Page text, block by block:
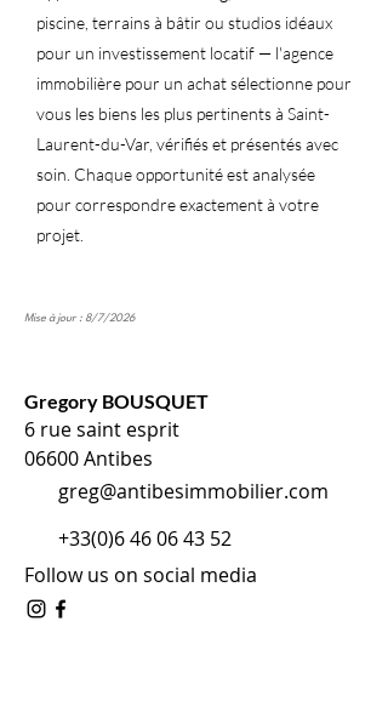
piscine, terrains à bâtir ou studios idéaux
pour un investissement locatif — l'agence
immobilière pour un achat sélectionne pour
vous les biens les plus pertinents à Saint-
Laurent-du-Var, vérifiés et présentés avec
soin. Chaque opportunité est analysée
pour correspondre exactement à votre
projet.
Mise à jour : 8/7/2026
Gregory BOUSQUET
6 rue saint esprit
06600 Antibes
greg@antibesimmobilier.com
+33(0)6 46 06 43 52
Follow us on social media